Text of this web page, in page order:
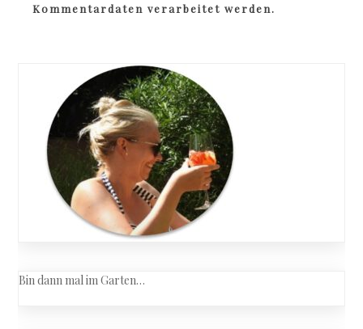
Kommentardaten verarbeitet werden.
Bin dann mal im Garten…